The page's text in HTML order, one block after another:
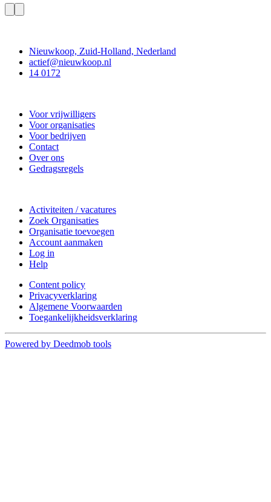
Nieuwkoop, Zuid-Holland, Nederland
actief@nieuwkoop.nl
14 0172
Voor vrijwilligers
Voor organisaties
Voor bedrijven
Contact
Over ons
Gedragsregels
Activiteiten / vacatures
Zoek Organisaties
Organisatie toevoegen
Account aanmaken
Log in
Help
Content policy
Privacyverklaring
Algemene Voorwaarden
Toegankelijkheidsverklaring
Powered by Deedmob tools